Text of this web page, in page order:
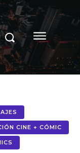
CINE + CÓMIC